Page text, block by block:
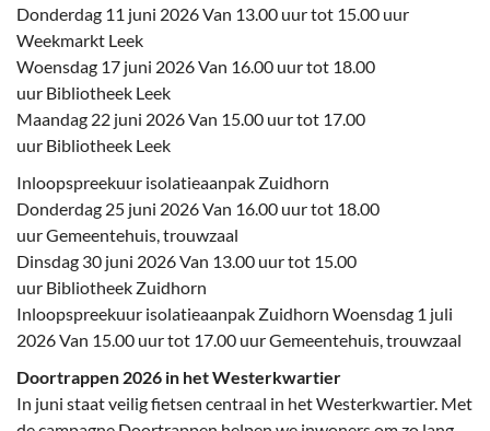
Donderdag 11 juni 2026 Van 13.00 uur tot 15.00 uur
Weekmarkt Leek
Woensdag 17 juni 2026 Van 16.00 uur tot 18.00
uur Bibliotheek Leek
Maandag 22 juni 2026 Van 15.00 uur tot 17.00
uur Bibliotheek Leek
Inloopspreekuur isolatieaanpak Zuidhorn
Donderdag 25 juni 2026 Van 16.00 uur tot 18.00
uur Gemeentehuis, trouwzaal
Dinsdag 30 juni 2026 Van 13.00 uur tot 15.00
uur Bibliotheek Zuidhorn
Inloopspreekuur isolatieaanpak Zuidhorn Woensdag 1 juli
2026 Van 15.00 uur tot 17.00 uur Gemeentehuis, trouwzaal
Doortrappen 2026 in het Westerkwartier
In juni staat veilig fietsen centraal in het Westerkwartier. Met